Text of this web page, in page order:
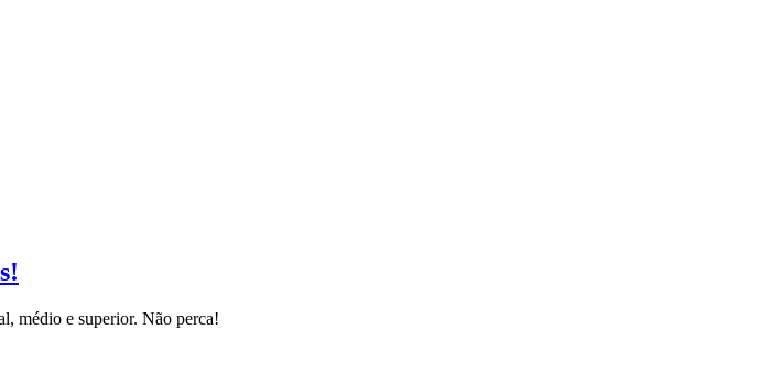
médio e superior. Não perca!